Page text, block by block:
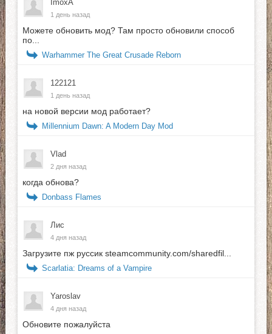
ImoxA
1 день назад
Можете обновить мод? Там просто обновили способ
по...
Warhammer The Great Crusade Reborn
122121
1 день назад
на новой версии мод работает?
Millennium Dawn: A Modern Day Mod
Vlad
2 дня назад
когда обнова?
Donbass Flames
Лис
4 дня назад
Загрузите пж руссик steamcommunity.com/sharedfil...
Scarlatia: Dreams of a Vampire
Yaroslav
4 дня назад
Обновите пожалуйста